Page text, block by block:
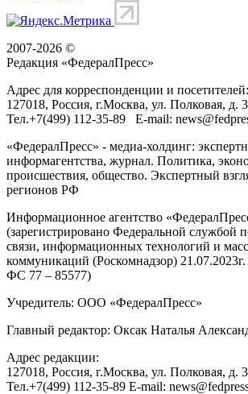
2007-2026 ©
Редакция «ФедералПресс»
Адрес для корреспонденции и посетителей:
127018, Россия, г.Москва, ул. Полковая, д.
Тел.+7(499) 112-35-89 E-mail:
«ФедералПресс» - медиа-холдинг:
информагентства, журнал. Политика,
происшествия, общество. Экспертный
регионов РФ
Информационное агентство
(зарегистрировано Федеральной службой
связи, информационных технологий и
коммуникаций (Роскомнадзор)
ФС 77 – 85577)
Учредитель: ООО «ФедералПресс»
Главный редактор: Оксак Наталья
Адрес редакции:
127018, Россия, г.Москва, ул. Полковая, д.
Тел.+7(499) 112-35-89 E-mail: